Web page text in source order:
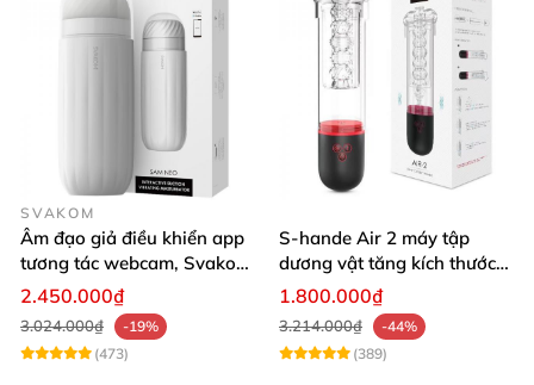
SVAKOM
Âm đạo giả điều khiển app
tương tác webcam, Svakom
Sam Neo
2.450.000₫
3.024.000₫
-19%
(473)
S-hande Air 2 máy tập
dương vật tăng kích thước
tự động cao cấp
1.800.000₫
3.214.000₫
-44%
(389)